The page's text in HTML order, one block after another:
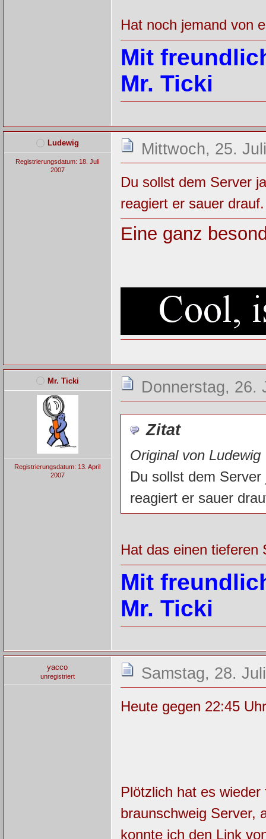
Hat noch jemand von
Mit
Mr. Ticki
Ludewig
Registrierungsdatum: 18. Juli
2007
Mittwoch, 25.
Du sollst dem Server
reagiert er sauer
Eine ganz
Mr. Ticki
Registrierungsdatum: 13. April
2007
Donnerstag, 26.
Zitat
Original von Ludewig
Du sollst dem
reagiert er sauer
Hat das einen
Mit
Mr. Ticki
yacco
unregistriert Samstag, 28.
Heute gegen 22:45
Plötzlich hat es
braunschweig Server,
konnte ich den Link